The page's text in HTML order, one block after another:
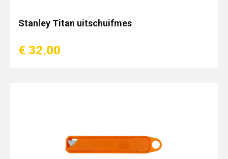
Stanley Titan uitschuifmes
€ 32,00